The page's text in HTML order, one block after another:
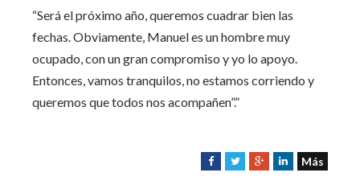
“Será el próximo año, queremos cuadrar bien las
fechas. Obviamente, Manuel es un hombre muy
ocupado, con un gran compromiso y yo lo apoyo.
Entonces, vamos tranquilos, no estamos corriendo y
queremos que todos nos acompañen”.”
F
T
G
L
Más